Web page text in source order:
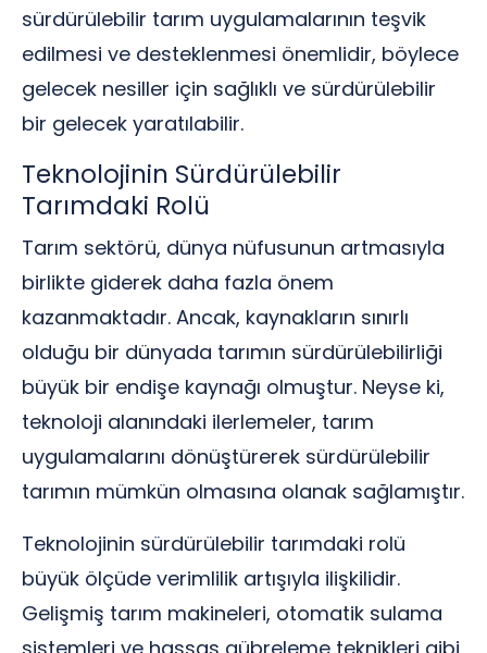
sürdürülebilir tarım uygulamalarının teşvik
edilmesi ve desteklenmesi önemlidir, böylece
gelecek nesiller için sağlıklı ve sürdürülebilir
bir gelecek yaratılabilir.
Teknolojinin Sürdürülebilir
Tarımdaki Rolü
Tarım sektörü, dünya nüfusunun artmasıyla
birlikte giderek daha fazla önem
kazanmaktadır. Ancak, kaynakların sınırlı
olduğu bir dünyada tarımın sürdürülebilirliği
büyük bir endişe kaynağı olmuştur. Neyse ki,
teknoloji alanındaki ilerlemeler, tarım
uygulamalarını dönüştürerek sürdürülebilir
tarımın mümkün olmasına olanak sağlamıştır.
Teknolojinin sürdürülebilir tarımdaki rolü
büyük ölçüde verimlilik artışıyla ilişkilidir.
Gelişmiş tarım makineleri, otomatik sulama